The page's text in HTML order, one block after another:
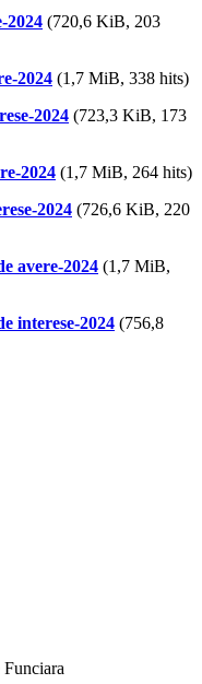
2024 (720,6 KiB, 203
2024 (1,7 MiB, 338 hits)
2024 (723,3 KiB, 173
2024 (1,7 MiB, 264 hits)
2024 (726,6 KiB, 220
avere-2024 (1,7 MiB,
interese-2024 (756,8